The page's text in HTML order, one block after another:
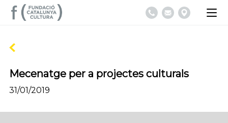
Mecenatge per a projectes culturals
31/01/2019